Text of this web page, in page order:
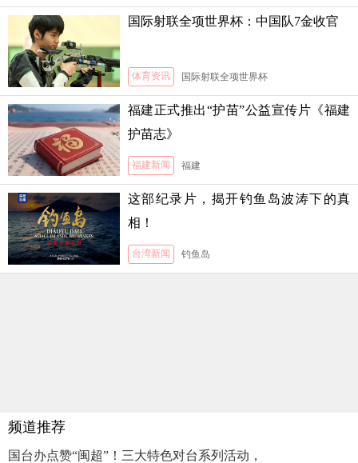
国际射联全项世界杯：中国队7金收官
体育资讯 国际射联全项世界杯
福建正式推出“护苗”公益宣传片《福建
护苗志》
福建新闻 福建
这部纪录片，揭开钓鱼岛波涛下的真
相！
台湾新闻 钓鱼岛
频道推荐
国台办点赞“闽超”！三大特色对台系列活动，